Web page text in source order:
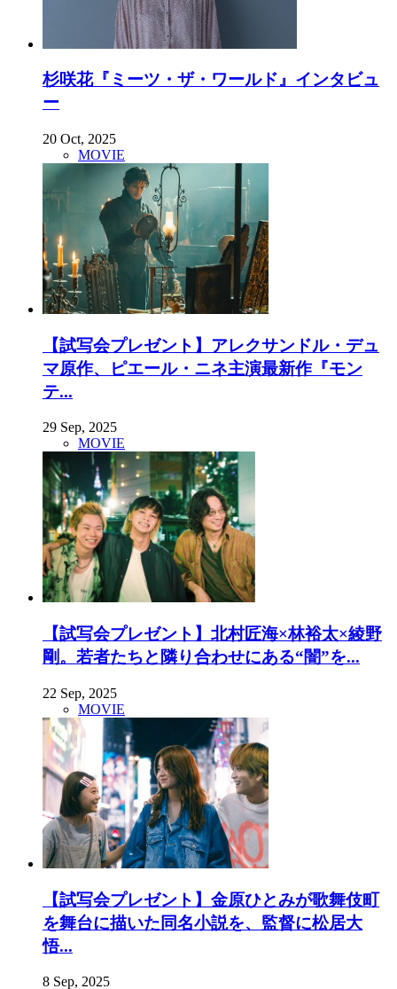
杉咲花『ミーツ・ザ・ワールド』インタビュ
ー
20 Oct, 2025
MOVIE
【試写会プレゼント】アレクサンドル・デュ
マ原作、ピエール・ニネ主演最新作『モン
テ...
29 Sep, 2025
MOVIE
【試写会プレゼント】北村匠海×林裕太×綾野
剛。若者たちと隣り合わせにある“闇”を...
22 Sep, 2025
MOVIE
【試写会プレゼント】金原ひとみが歌舞伎町
を舞台に描いた同名小説を、監督に松居大
悟...
8 Sep, 2025